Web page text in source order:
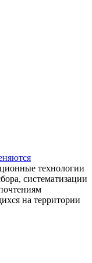
технологии
систематизации
на территории